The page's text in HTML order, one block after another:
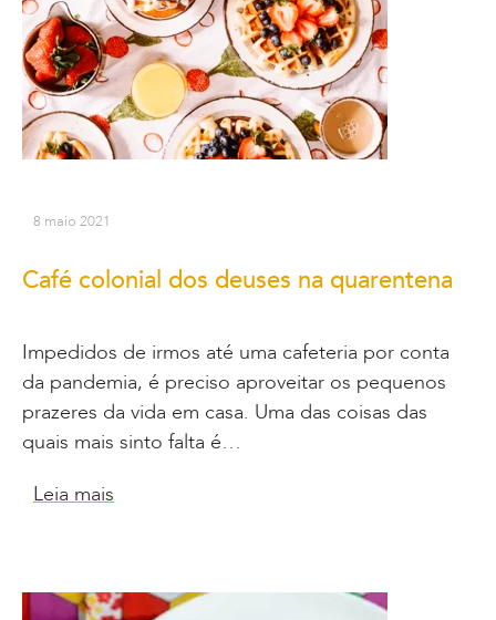
8 maio 2021
Café colonial dos deuses na quarentena
Impedidos de irmos até uma cafeteria por conta
da pandemia, é preciso aproveitar os pequenos
prazeres da vida em casa. Uma das coisas das
quais mais sinto falta é…
Leia mais